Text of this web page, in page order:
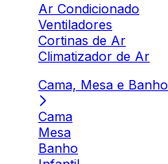
Ar Condicionado
Ventiladores
Cortinas de Ar
Climatizador de Ar
Cama, Mesa e Banho
Cama
Mesa
Banho